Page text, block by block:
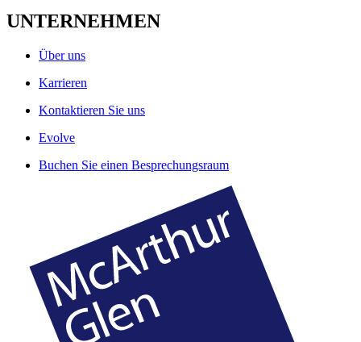
UNTERNEHMEN
Über uns
Karrieren
Kontaktieren Sie uns
Evolve
Buchen Sie einen Besprechungsraum